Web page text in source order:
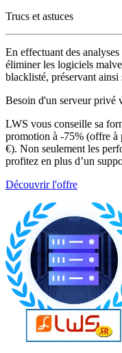
Trucs et astuces
En effectuant des
éliminer les logiciels
blacklisté, préservant
Besoin d'un serveur privé
LWS vous conseille sa
promotion à -75% (offre à
€). Non seulement les
profitez en plus d’un
Découvrir l'offre